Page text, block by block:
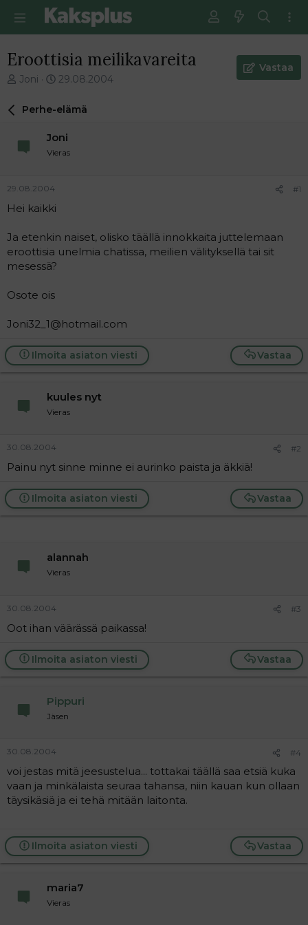
Eroottisia meilikavareita
V
e
i
t
u
a
l
o
t
Joni
E
s
m
m
ä
i
e
29.08.2004
Vastaa
Perhe-elämä
Joni
Vieras
29.08.2004 #1
Hei kaikki
Ja etenkin naiset, olisko täällä innokkaita juttelemaan
eroottisia unelmia chatissa, meilien välityksellä tai sit
mesessä?
Osote ois
Joni32_1@hotmail.com
Vastaa
Ilmoita asiaton viesti
kuules nyt
Vieras
30.08.2004 #2
Painu nyt sinne minne ei aurinko paista ja äkkiä!
Vastaa
Ilmoita asiaton viesti
alannah
Vieras
30.08.2004 #3
Oot ihan väärässä paikassa!
Vastaa
Ilmoita asiaton viesti
Pippuri
Jäsen
30.08.2004 #4
voi jestas mitä jeesustelua... tottakai täällä saa etsiä kuka
vaan ja minkälaista seuraa tahansa, niin kauan kun ollaan
täysikäsiä ja ei tehä mitään laitonta.
Vastaa
Ilmoita asiaton viesti
maria7
Vieras